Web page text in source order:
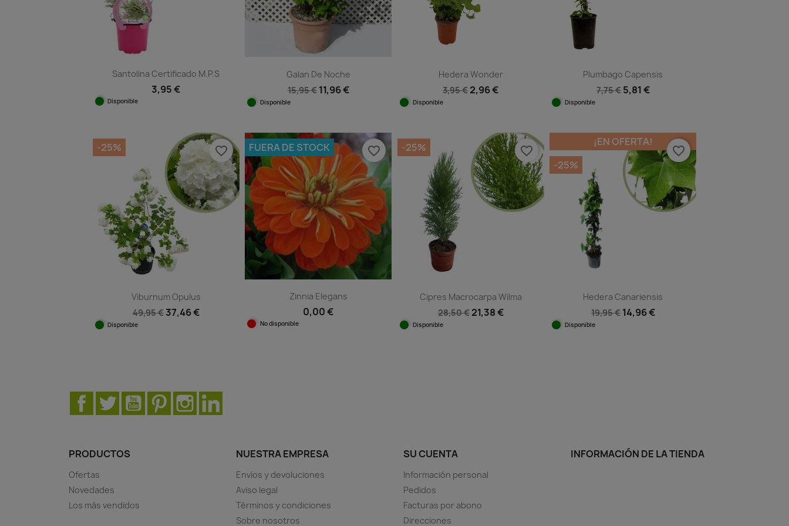
Santolina Certificado M.P.S
3,95 €
Disponible
Galan De Noche
15,95 € 11,96 €
Disponible
Hedera Wonder
3,95 € 2,96 €
Disponible
Plumbago Capensis
7,75 € 5,81 €
Disponible
Viburnum Opulus
49,95 € 37,46 €
Disponible
-25% favorite_border
Zinnia Elegans
0,00 €
No disponible
FUERA DE STOCK favorite_border
Cipres Macrocarpa Wilma
28,50 € 21,38 €
Disponible
-25% favorite_border
Hedera Canariensis
19,95 € 14,96 €
Disponible
¡EN OFERTA!
-25%
favorite_border
Facebook
Twitter YouTubePinterestInstagram
PRODUCTOS
Ofertas
Novedades
Los más vendidos
NUESTRA EMPRESA
Envíos y devoluciones
Aviso legal
Términos y condiciones
Sobre nosotros
SU CUENTA
Información personal
Pedidos
Facturas por abono
Direcciones
INFORMACIÓN DE LA TIENDA